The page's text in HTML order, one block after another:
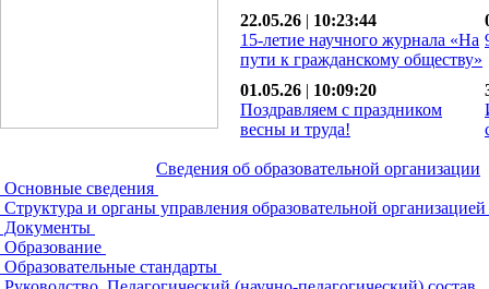
22.05.26 | 10:23:44
15-летие научного журнала «На
пути к гражданскому обществу»
01.05.26 | 10:09:20
Поздравляем с праздником
весны и труда!
Сведения об образовательной организации
Основные сведения
Структура и органы управления образовательной организацией
Документы
Образование
Образовательные стандарты